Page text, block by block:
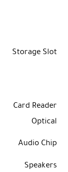
Storage Slot
Card Reader
Optical
Audio Chip
Speakers